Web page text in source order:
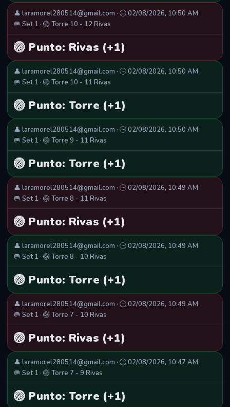
👤 laramorel280514@gmail.com · 🕒 02/08/2026, 10:50 AM
🥅 Set 1 · 🏐 Torre 10 - 12 Rivas
🏐 Punto: Rivas (+1)
👤 laramorel280514@gmail.com · 🕒 02/08/2026, 10:50 AM
🥅 Set 1 · 🏐 Torre 10 - 11 Rivas
🏐 Punto: Torre (+1)
👤 laramorel280514@gmail.com · 🕒 02/08/2026, 10:50 AM
🥅 Set 1 · 🏐 Torre 9 - 11 Rivas
🏐 Punto: Torre (+1)
👤 laramorel280514@gmail.com · 🕒 02/08/2026, 10:49 AM
🥅 Set 1 · 🏐 Torre 8 - 11 Rivas
🏐 Punto: Rivas (+1)
👤 laramorel280514@gmail.com · 🕒 02/08/2026, 10:49 AM
🥅 Set 1 · 🏐 Torre 8 - 10 Rivas
🏐 Punto: Torre (+1)
👤 laramorel280514@gmail.com · 🕒 02/08/2026, 10:49 AM
🥅 Set 1 · 🏐 Torre 7 - 10 Rivas
🏐 Punto: Rivas (+1)
👤 laramorel280514@gmail.com · 🕒 02/08/2026, 10:47 AM
🥅 Set 1 · 🏐 Torre 7 - 9 Rivas
🏐 Punto: Torre (+1)